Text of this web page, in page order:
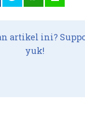
artikel ini?
yuk!